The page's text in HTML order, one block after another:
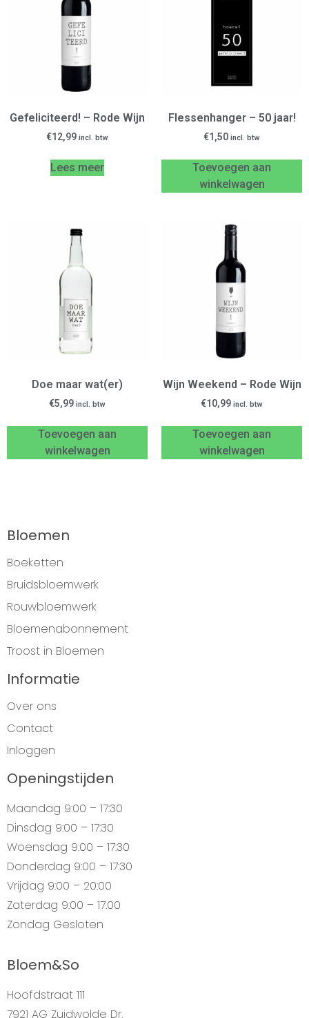
Gefeliciteerd! – Rode Wijn
€12,99 incl. btw
Lees meer
Flessenhanger – 50 jaar!
€1,50 incl. btw
Toevoegen aan
winkelwagen
Doe maar wat(er)
€5,99 incl. btw
Toevoegen aan
winkelwagen
Wijn Weekend – Rode Wijn
€10,99 incl. btw
Toevoegen aan
winkelwagen
Bloemen
Boeketten
Bruidsbloemwerk
Rouwbloemwerk
Bloemenabonnement
Troost in Bloemen
Informatie
Over ons
Contact
Inloggen
Openingstijden
Maandag 9:00 – 17:30
Dinsdag 9:00 – 17:30
Woensdag 9:00 – 17:30
Donderdag 9:00 – 17:30
Vrijdag 9:00 – 20:00
Zaterdag 9:00 – 17.00
Zondag Gesloten
Bloem&So
Hoofdstraat 111
7921 AG Zuidwolde Dr.